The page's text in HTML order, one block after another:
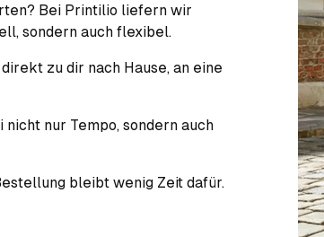
Bei Printilio liefern wir
sondern auch flexibel.
zu dir nach Hause, an eine
nur Tempo, sondern auch
bleibt wenig Zeit dafür.